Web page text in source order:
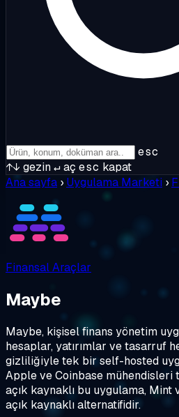
esc
↑↓ gezin↵aç esc kapat
Ana sayfa › Uygulama Marketi ›
Finansal Araçlar
Maybe
Maybe, kişisel finans yönetim
hesaplar, yatırımlar ve tasarruf
gizliliğiyle tek bir self-hosted
Apple ve Coinbase mühendisleri
açık kaynaklı bu uygulama, Mint
açık kaynaklı alternatifidir.